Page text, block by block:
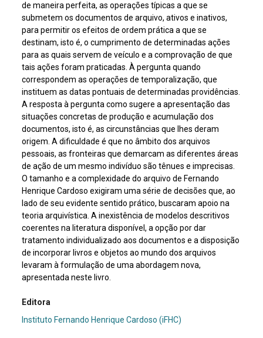
de maneira perfeita, as operações típicas a que se
submetem os documentos de arquivo, ativos e inativos,
para permitir os efeitos de ordem prática a que se
destinam, isto é, o cumprimento de determinadas ações
para as quais servem de veículo e a comprovação de que
tais ações foram praticadas. À pergunta quando
correspondem as operações de temporalização, que
instituem as datas pontuais de determinadas providências.
A resposta à pergunta como sugere a apresentação das
situações concretas de produção e acumulação dos
documentos, isto é, as circunstâncias que lhes deram
origem. A dificuldade é que no âmbito dos arquivos
pessoais, as fronteiras que demarcam as diferentes áreas
de ação de um mesmo indivíduo são tênues e imprecisas.
O tamanho e a complexidade do arquivo de Fernando
Henrique Cardoso exigiram uma série de decisões que, ao
lado de seu evidente sentido prático, buscaram apoio na
teoria arquivística. A inexistência de modelos descritivos
coerentes na literatura disponível, a opção por dar
tratamento individualizado aos documentos e a disposição
de incorporar livros e objetos ao mundo dos arquivos
levaram à formulação de uma abordagem nova,
apresentada neste livro.
Editora
Instituto Fernando Henrique Cardoso (iFHC)